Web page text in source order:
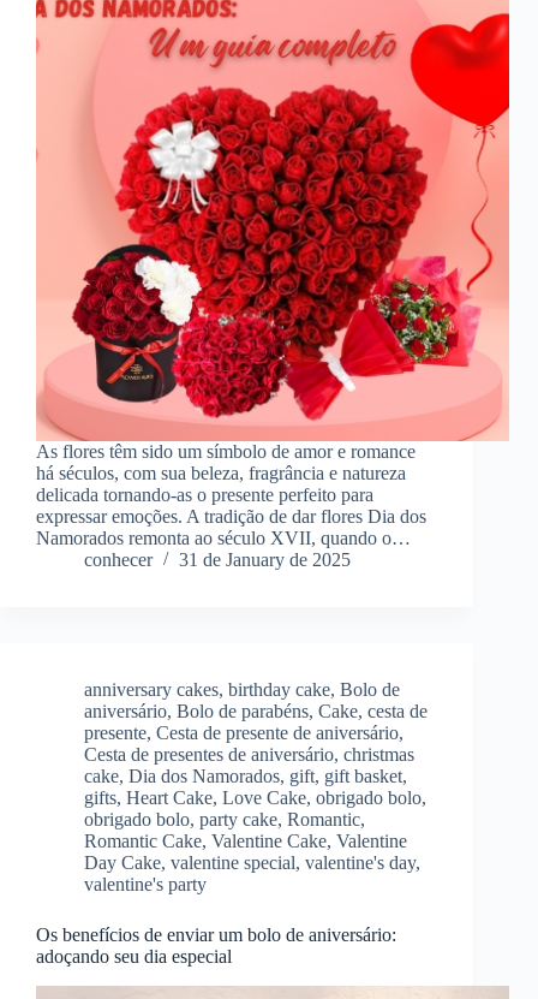
As flores têm sido um símbolo de amor e romance
há séculos, com sua beleza, fragrância e natureza
delicada tornando-as o presente perfeito para
expressar emoções. A tradição de dar flores Dia dos
Namorados remonta ao século XVII, quando o…
conhecer
31 de January de 2025
anniversary cakes, birthday cake, Bolo de
aniversário, Bolo de parabéns, Cake, cesta de
presente, Cesta de presente de aniversário,
Cesta de presentes de aniversário, christmas
cake, Dia dos Namorados, gift, gift basket,
gifts, Heart Cake, Love Cake, obrigado bolo,
obrigado bolo, party cake, Romantic,
Romantic Cake, Valentine Cake, Valentine
Day Cake, valentine special, valentine's day,
valentine's party
Os benefícios de enviar um bolo de aniversário:
adoçando seu dia especial